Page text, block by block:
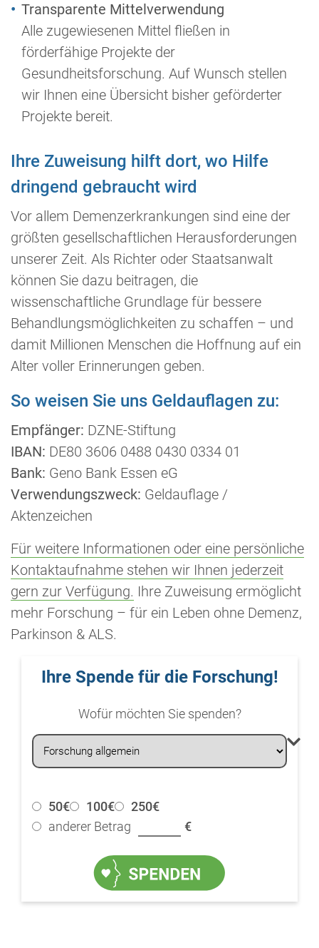
Transparente Mittelverwendung
Alle zugewiesenen Mittel fließen in
förderfähige Projekte der
Gesundheitsforschung. Auf Wunsch stellen
wir Ihnen eine Übersicht bisher geförderter
Projekte bereit.
Ihre Zuweisung hilft dort, wo Hilfe
dringend gebraucht wird
Vor allem Demenzerkrankungen sind eine der
größten gesellschaftlichen Herausforderungen
unserer Zeit. Als Richter oder Staatsanwalt
können Sie dazu beitragen, die
wissenschaftliche Grundlage für bessere
Behandlungsmöglichkeiten zu schaffen – und
damit Millionen Menschen die Hoffnung auf ein
Alter voller Erinnerungen geben.
So weisen Sie uns Geldauflagen zu:
Empfänger: DZNE-Stiftung
IBAN: DE80 3606 0488 0430 0334 01
Bank: Geno Bank Essen eG
Verwendungszweck: Geldauflage /
Aktenzeichen
Für weitere Informationen oder eine persönliche
Kontaktaufnahme stehen wir Ihnen jederzeit
gern zur Verfügung. Ihre Zuweisung ermöglicht
mehr Forschung – für ein Leben ohne Demenz,
Parkinson & ALS.
Ihre Spende für die Forschung!
Wofür möchten Sie spenden?
50€ 100€
250€
anderer Betrag
€